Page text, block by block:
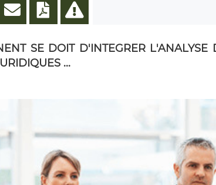
SE DOIT D'INTEGRER L'ANALYSE
...